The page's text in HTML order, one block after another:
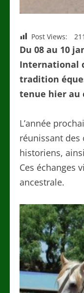
Post Views: 211
Du 08 au 10
International
tradition
tenue hier au
L’année
réunissant des
historiens,
Ces échanges
ancestrale.